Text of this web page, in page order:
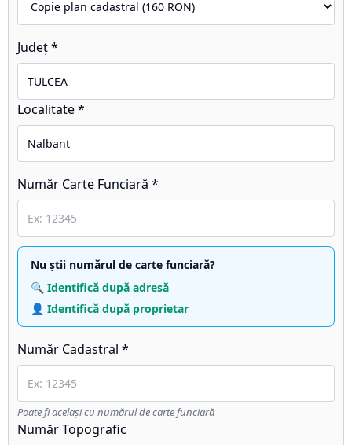
Județ *
Localitate *
Număr Carte Funciară *
Nu știi numărul de carte funciară?
🔍 Identifică după adresă
👤 Identifică după proprietar
Număr Cadastral *
Poate fi același cu numărul de carte funciară
Număr Topografic